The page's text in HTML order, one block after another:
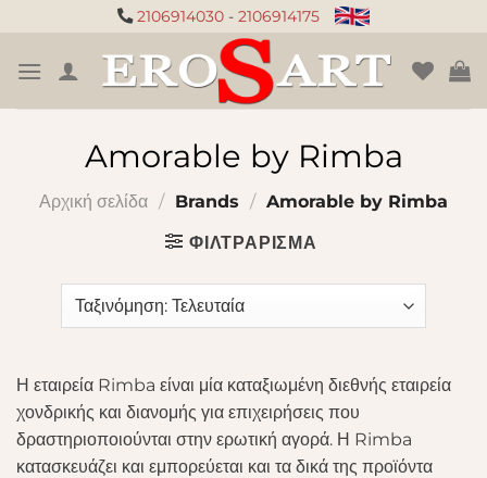
περιεχόμενο
2106914030 - 2106914175
Amorable by Rimba
Αρχική σελίδα / Brands / Amorable by Rimba
ΦΙΛΤΡΆΡΙΣΜΑ
Η εταιρεία Rimba είναι μία καταξιωμένη διεθνής εταιρεία
χονδρικής και διανομής για επιχειρήσεις που
δραστηριοποιούνται στην ερωτική αγορά. Η Rimba
κατασκευάζει και εμπορεύεται και τα δικά της προϊόντα